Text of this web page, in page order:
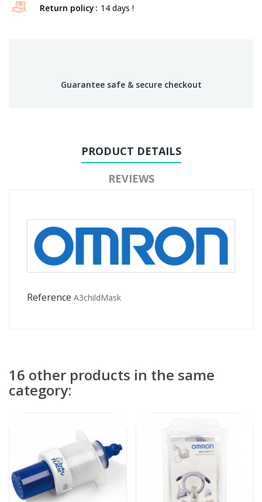
Return policy 14 days !
Guarantee safe & secure checkout
PRODUCT DETAILS
REVIEWS
Reference A3childMask
16 other products in the same
category: